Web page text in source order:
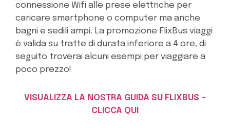
connessione Wifi alle prese elettriche per
caricare smartphone o computer ma anche
bagni e sedili ampi. La promozione FlixBus viaggi
è valida su tratte di durata inferiore a 4 ore, di
seguito troverai alcuni esempi per viaggiare a
poco prezzo!
VISUALIZZA LA NOSTRA GUIDA SU FLIXBUS –
CLICCA QUI